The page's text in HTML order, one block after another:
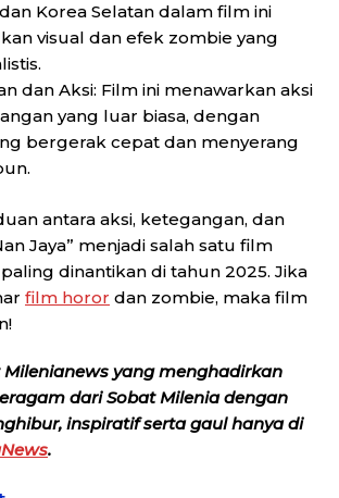
Korea Selatan dalam film ini
visual dan efek zombie yang
dan Aksi: Film ini menawarkan aksi
yang luar biasa, dengan
bergerak cepat dan menyerang
antara aksi, ketegangan, dan
Jaya” menjadi salah satu film
dinantikan di tahun 2025. Jika
film horor dan zombie, maka film
yang menghadirkan
dari Sobat Milenia dengan
inspiratif serta gaul hanya di
.